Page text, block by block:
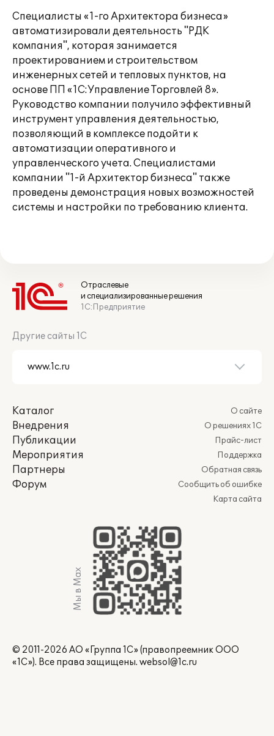
Специалисты «1-го Архитектора бизнеса»
автоматизировали деятельность "РДК
компания", которая занимается
проектированием и строительством
инженерных сетей и тепловых пунктов, на
основе ПП «1С:Управление Торговлей 8».
Руководство компании получило эффективный
инструмент управления деятельностью,
позволяющий в комплексе подойти к
автоматизации оперативного и
управленческого учета. Специалистами
компании "1-й Архитектор бизнеса" также
проведены демонстрация новых возможностей
системы и настройки по требованию клиента.
Отраслевые
и специализированные решения
1С:Предприятие
Другие сайты 1С
Каталог
Внедрения
Публикации
Мероприятия
Партнеры
Форум
О сайте
О решениях 1С
Прайс-лист
Поддержка
Обратная связь
Сообщить об ошибке
Карта сайта
Мы в Max
© 2011-2026 АО «Группа 1С» (правопреемник ООО
«1С»). Все права защищены. websol@1c.ru